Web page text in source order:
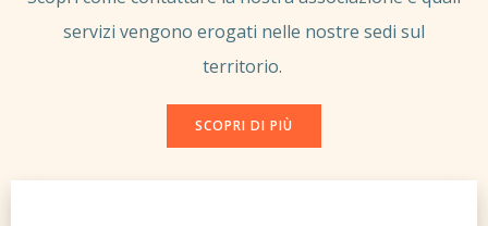
servizi vengono erogati nelle nostre sedi sul
territorio.
SCOPRI DI PIÙ